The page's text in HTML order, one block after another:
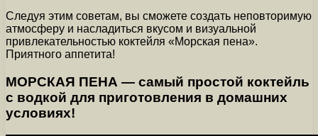
Следуя этим советам, вы сможете создать неповторимую
атмосферу и насладиться вкусом и визуальной
привлекательностью коктейля «Морская пена».
Приятного аппетита!
МОРСКАЯ ПЕНА — самый простой коктейль
с водкой для приготовления в домашних
условиях!